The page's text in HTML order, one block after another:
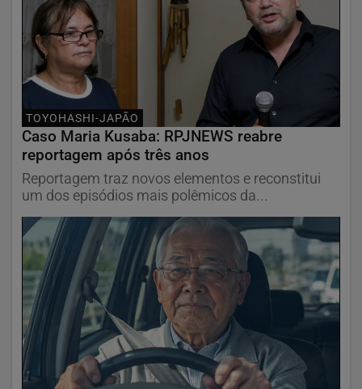
TOYOHASHI-JAPÃO
Caso Maria Kusaba: RPJNEWS reabre
reportagem após três anos
Reportagem traz novos elementos e reconstitui
um dos episódios mais polêmicos da...